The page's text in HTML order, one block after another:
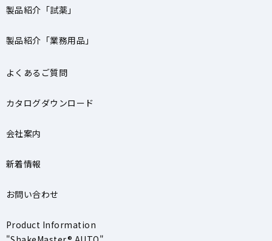
製品紹介「試薬」
製品紹介「業務用品」
よくあるご質問
カタログダウンロード
会社案内
新着情報
お問い合わせ
Product Information